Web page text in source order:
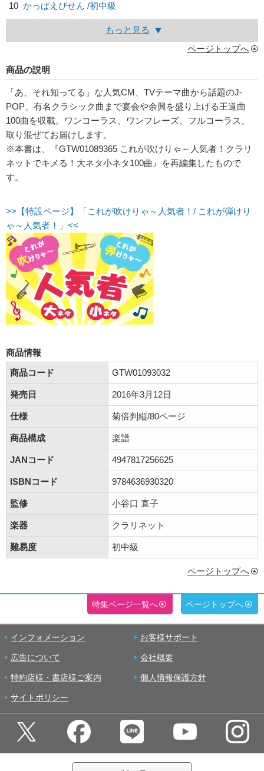
10 かっぱえびせん /初中級
もっと見る
ページトップへ
商品の説明
「あ、それ知ってる」な人気CM、TVテーマ曲から話題のJ-
POP、有名クラシック曲まで宴会や余興を盛り上げる王道曲
100曲を収載。ワンコーラス、ワンフレーズ、フルコーラス、
取り混ぜてお届けします。
※本書は、『GTW01089365 これが吹けりゃ～人気者！クラリ
ネットでキメる！大ネタ小ネタ100曲』を再編集したもので
す。
>>【特設ページ】「これが吹けりゃ～人気者！/ これが弾けり
ゃ～人気者！」<<
商品情報
商品コード
GTW01093032
発売日 2016年3月12日
仕様 菊倍判縦/80ページ
商品構成 楽譜
JANコード 4947817256625
ISBNコード 9784636930320
監修 小谷口 直子
楽器 クラリネット
難易度 初中級
ページトップへ
特集ページ一覧へ ページトップへ
インフォメーション お客様サポート
広告について 会社概要
特約店様・書店様ご案内 個人情報保護方針
サイトポリシー